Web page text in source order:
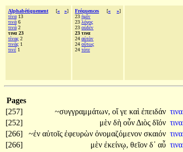
Alphabétiquement [« »]
τίνα 13
τινὰ 6
τινά 2
τινα 23
τίνας 2
τινὰς 1
τινέ 1
Fréquences [« »]
23 ἡμῖν
23 λόγος
23 οὐδὲν
23 τινα
24 αὐτὸν
24 οὕτως
24 τότε
Pages
[257]
~συγγραμμάτων, οἵγε καὶ ἐπειδάν τινα
[252]
μὲν δὴ οὖν Διὸς δῖόν τινα
[266]
~ἐν αὐτοῖς ἐφευρὼν ὀνομαζόμενον σκαιόν τινα
[266]
μὲν ἐκείνῳ, θεῖον δ᾽ αὖ τινα